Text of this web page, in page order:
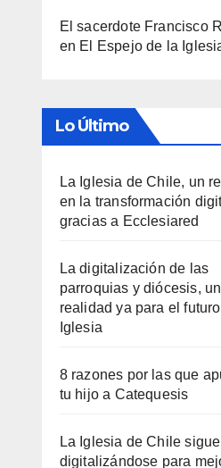
El sacerdote Francisco
en El Espejo de la
Lo Último
La Iglesia de Chile, un
en la transformación
gracias a Ecclesiared
La digitalización de las
parroquias y diócesis,
realidad ya para el
Iglesia
8 razones por las que
tu hijo a Catequesis
La Iglesia de Chile sigue
digitalizándose para